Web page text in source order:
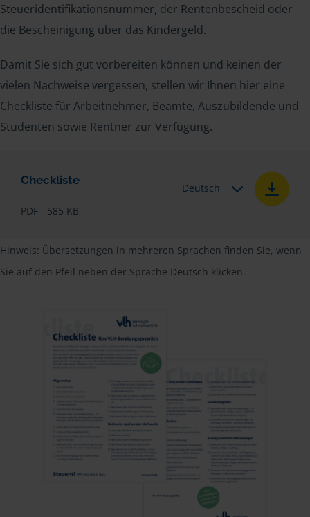
Steueridentifikationsnummer, der Rentenbescheid oder
die Bescheinigung über das Kindergeld.
Damit Sie sich gut vorbereiten können und keinen der
vielen Nachweise vergessen, stellen wir Ihnen hier eine
Checkliste für Arbeitnehmer, Beamte, Auszubildende und
Studenten sowie Rentner zur Verfügung.
Checkliste
PDF - 585 KB
Deutsch
Hinweis: Übersetzungen in mehreren Sprachen finden Sie, wenn
Sie auf den Pfeil neben der Sprache Deutsch klicken.